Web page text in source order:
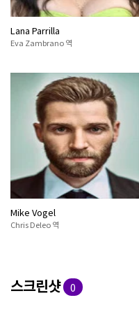
Lana Parrilla
Eva Zambrano 역
Mike Vogel
Chris Deleo 역
스크린샷 0